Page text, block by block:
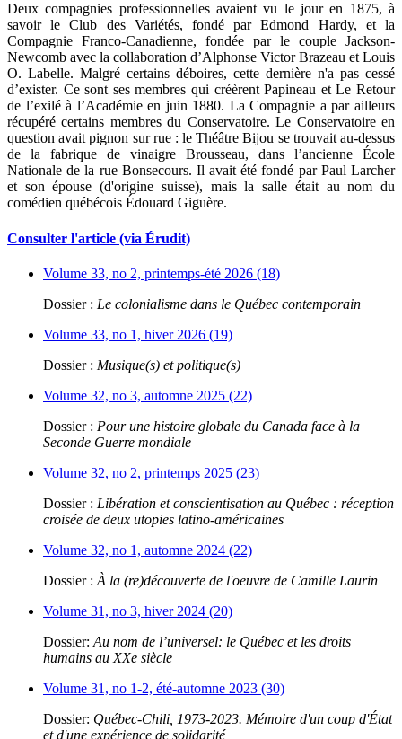
Deux compagnies professionnelles avaient vu le jour en 1875, à
savoir le Club des Variétés, fondé par Edmond Hardy, et la
Compagnie Franco-Canadienne, fondée par le couple Jackson-
Newcomb avec la collaboration d’Alphonse Victor Brazeau et Louis
O. Labelle. Malgré certains déboires, cette dernière n'a pas cessé
d’exister. Ce sont ses membres qui créèrent Papineau et Le Retour
de l’exilé à l’Académie en juin 1880. La Compagnie a par ailleurs
récupéré certains membres du Conservatoire. Le Conservatoire en
question avait pignon sur rue : le Théâtre Bijou se trouvait au-dessus
de la fabrique de vinaigre Brousseau, dans l’ancienne École
Nationale de la rue Bonsecours. Il avait été fondé par Paul Larcher
et son épouse (d'origine suisse), mais la salle était au nom du
comédien québécois Édouard Giguère.
Consulter l'article (via Érudit)
Volume 33, no 2, printemps-été 2026 (18)
Dossier : Le colonialisme dans le Québec contemporain
Volume 33, no 1, hiver 2026 (19)
Dossier : Musique(s) et politique(s)
Volume 32, no 3, automne 2025 (22)
Dossier : Pour une histoire globale du Canada face à la
Seconde Guerre mondiale
Volume 32, no 2, printemps 2025 (23)
Dossier : Libération et conscientisation au Québec : réception
croisée de deux utopies latino-américaines
Volume 32, no 1, automne 2024 (22)
Dossier : À la (re)découverte de l'oeuvre de Camille Laurin
Volume 31, no 3, hiver 2024 (20)
Dossier: Au nom de l’universel: le Québec et les droits
humains au XXe siècle
Volume 31, no 1-2, été-automne 2023 (30)
Dossier: Québec-Chili, 1973-2023. Mémoire d'un coup d'État
et d'une expérience de solidarité